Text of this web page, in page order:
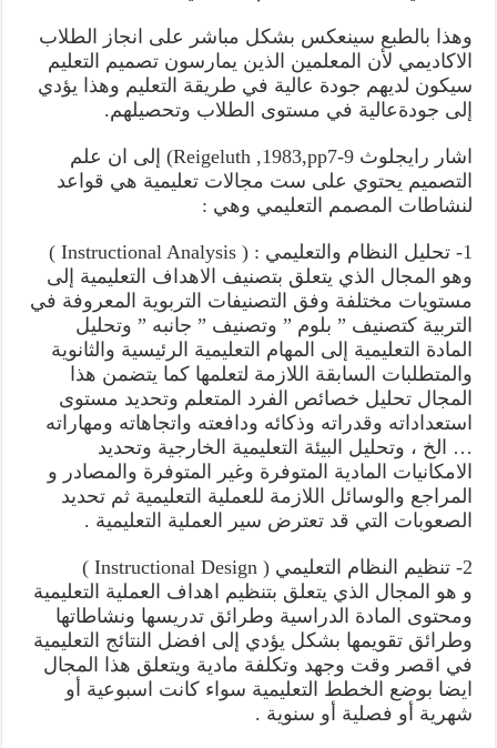
وهذا بالطبع سينعكس بشكل مباشر على انجاز الطلاب
الاكاديمي لأن المعلمين الذين يمارسون تصميم التعليم
سيكون لديهم جودة عالية في طريقة التعليم وهذا يؤدي
إلى جودةعالية في مستوى الطلاب وتحصيلهم.
اشار رايجلوث Reigeluth ,1983,pp7-9) إلى ان علم
التصميم يحتوي على ست مجالات تعليمية هي قواعد
لنشاطات المصمم التعليمي وهي :
1- تحليل النظام والتعليمي : ( Instructional Analysis )
وهو المجال الذي يتعلق بتصنيف الاهداف التعليمية إلى
مستويات مختلفة وفق التصنيفات التربوية المعروفة في
التربية كتصنيف ” بلوم ” وتصنيف ” جانبه ” وتحليل
المادة التعليمية إلى المهام التعليمية الرئيسية والثانوية
والمتطلبات السابقة اللازمة لتعلمها كما يتضمن هذا
المجال تحليل خصائص الفرد المتعلم وتحديد مستوى
استعداداته وقدراته وذكائه ودافعته واتجاهاته ومهاراته
… الخ ، وتحليل البيئة التعليمية الخارجية وتحديد
الامكانيات المادية المتوفرة وغير المتوفرة والمصادر و
المراجع والوسائل اللازمة للعملية التعليمية ثم تحديد
الصعوبات التي قد تعترض سير العملية التعليمية .
2- تنظيم النظام التعليمي ( Instructional Design )
و هو المجال الذي يتعلق بتنظيم اهداف العملية التعليمية
ومحتوى المادة الدراسية وطرائق تدريسها ونشاطاتها
وطرائق تقويمها بشكل يؤدي إلى افضل النتائج التعليمية
في اقصر وقت وجهد وتكلفة مادية ويتعلق هذا المجال
ايضا بوضع الخطط التعليمية سواء كانت اسبوعية أو
شهرية أو فصلية أو سنوية .